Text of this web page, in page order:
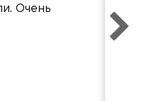
Очень